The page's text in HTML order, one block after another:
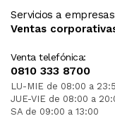
Servicios a
Ventas
Venta telefónica:
0810 333 8700
LU-MIE de 08:00 a
JUE-VIE de 08:00 a
SA de 09:00 a 13:00